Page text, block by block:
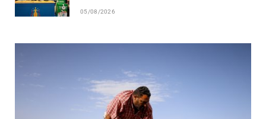
05/08/2026